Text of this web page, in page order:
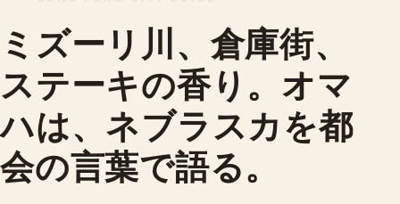
ミズーリ川、倉庫街、
ステーキの香り。オマ
ハは、ネブラスカを都
会の言葉で語る。